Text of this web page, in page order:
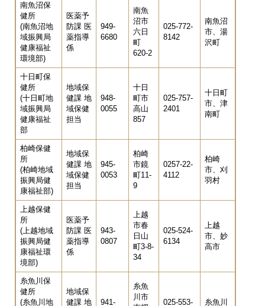
南魚沼保
健所
(南魚沼地
域振興局
健康福祉
環境部)
医薬予
防課 医
薬指導
係
949-
6680
南魚
沼市
六日
町
620-2
025-772-
8142
南魚沼
市、湯
沢町
十日町保
健所
(十日町地
域振興局
健康福祉
部
地域保
健課 地
域保健
担当
948-
0055
十日
町市
高山
857
025-757-
2401
十日町
市、津
南町
柏崎保健
所
(柏崎地域
振興局健
康福祉部)
地域保
健課 地
域保健
担当
945-
0053
柏崎
市鏡
町11-
9
0257-22-
4112
柏崎
市、刈
羽村
上越保健
所
(上越地域
振興局健
康福祉環
境部)
医薬予
防課 医
薬指導
係
943-
0807
上越
市春
日山
町3-8-
34
025-524-
6134
上越
市、妙
高市
糸魚川保
健所
(糸魚川地
地域保
健課 地
941-
糸魚
川市
025-553-
糸魚川